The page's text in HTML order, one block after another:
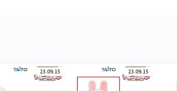
23.09.15 23.09.15